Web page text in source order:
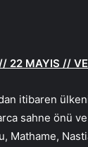
22 MAYIS //
itibaren
sahne önü
Mathame,